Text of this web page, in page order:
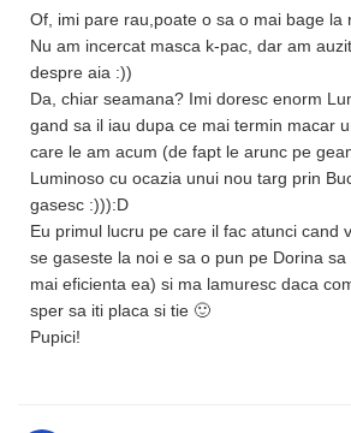
Of, imi pare rau,poate o sa o mai bage la
Nu am incercat masca k-pac, dar am
despre aia :))
Da, chiar seamana? Imi doresc enorm
gand sa il iau dupa ce mai termin macar
care le am acum (de fapt le arunc pe
Luminoso cu ocazia unui nou targ prin
gasesc :))):D
Eu primul lucru pe care il fac atunci cand
se gaseste la noi e sa o pun pe Dorina
mai eficienta ea) si ma lamuresc daca
sper sa iti placa si tie 🙂
Pupici!